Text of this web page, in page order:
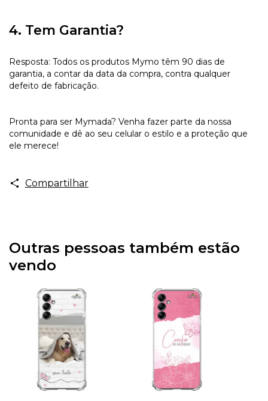
4. Tem Garantia?
Resposta: Todos os produtos Mymo têm 90 dias de
garantia, a contar da data da compra, contra qualquer
defeito de fabricação.
Pronta para ser Mymada? Venha fazer parte da nossa
comunidade e dê ao seu celular o estilo e a proteção que
ele merece!
Compartilhar
Outras pessoas também estão
vendo